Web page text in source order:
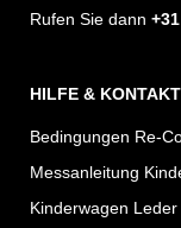
Rufen Sie dann
HILFE & KONTAKT
Bedingungen Re-
Messanleitung
Kinderwagen